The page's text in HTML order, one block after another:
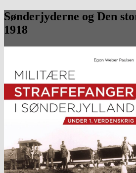
Sønderjyderne og Den
1918